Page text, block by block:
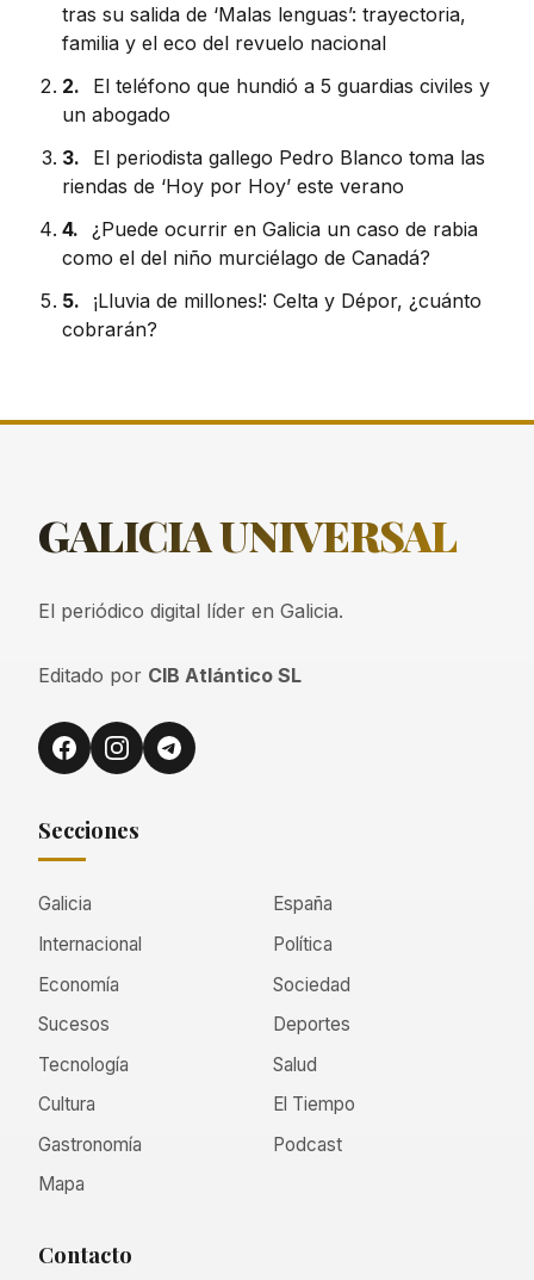
tras su salida de ‘Malas lenguas’: trayectoria,
familia y el eco del revuelo nacional
2.
El teléfono que hundió a 5 guardias civiles y
un abogado
3.
El periodista gallego Pedro Blanco toma las
riendas de ‘Hoy por Hoy’ este verano
4. ¿Puede ocurrir en Galicia un caso de rabia
como el del niño murciélago de Canadá?
5.
¡Lluvia de millones!: Celta y Dépor, ¿cuánto
cobrarán?
GALICIAUNIVERSAL
El periódico digital líder en Galicia.
Editado por CIB Atlántico SL
Secciones
Galicia
España
Internacional
Política
Economía
Sociedad
Sucesos
Deportes
Tecnología
Salud
Cultura
El Tiempo
Gastronomía
Podcast
Mapa
Contacto